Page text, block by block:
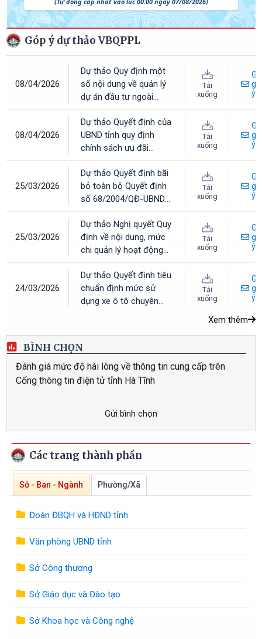
Góp ý dự thảo VBQPPL
08/04/2026
Dự thảo Quy định một
số nội dung về quản lý
dự án đầu tư ngoài
tỉnh Hà Tĩnh
Tải
xuống
ý
08/04/2026
Dự thảo Quyết định của
UBND tỉnh quy định
chính sách ưu đãi
nhà cho các đối tượng
ưu tiên trên địa bàn tỉnh
Hà Tĩnh
Tải
xuống
ý
25/03/2026
Dự thảo Quyết định bãi
bỏ toàn bộ Quyết định
số 68/2004/QĐ-UBND
UBND tỉnh về cán bộ,
công chức xã, phường,
thị trấn
Tải
xuống
ý
25/03/2026
Dự thảo Nghị quyết Quy
định về nội dung, mức
chi quản lý hoạt động
khoa học, công nghệ và
đổi mới sáng tạo sử
dụng ngân sách nhà
Tải
xuống
ý
24/03/2026
Dự thảo Quyết định tiêu
chuẩn định mức sử
dụng xe ô tô chuyên
Tải
xuống
ý
Xem thêm
BÌNH CHỌN
Đánh giá mức độ hài lòng về thông tin cung cấp trên
Cổng thông tin điện tử tỉnh Hà Tĩnh
Gửi bình chọn
Các trang thành phần
Sở - Ban - Ngành Phường/Xã
Đoàn ĐBQH và HĐND tỉnh
Văn phòng UBND tỉnh
Sở Công thương
Sở Giáo dục và Đào tạo
Sở Khoa học và Công nghệ